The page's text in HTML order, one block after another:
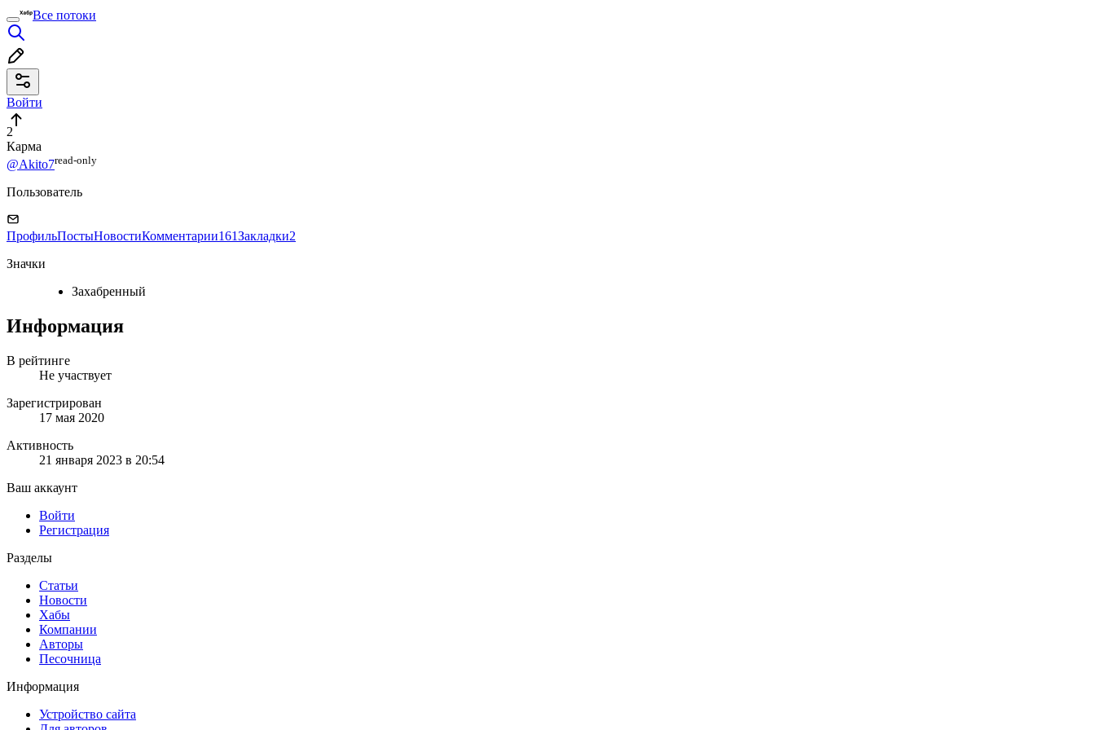
Все потоки
Войти
2
Карма
@Akito7read⁠-⁠only
Пользователь
ПрофильПостыНовостиКомментарии161Закладки2
Значки
Захабренный
Информация
В рейтинге
Не участвует
Зарегистрирован
17 мая 2020
Активность
21 января 2023 в 20:54
Ваш аккаунт
Войти
Регистрация
Разделы
Статьи
Новости
Хабы
Компании
Авторы
Песочница
Информация
Устройство сайта